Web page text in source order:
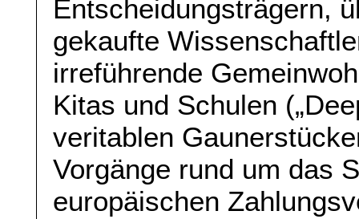
Entscheidungsträgern,
gekaufte
irreführende
Kitas und Schulen
veritablen
Vorgänge rund um das
europäischen